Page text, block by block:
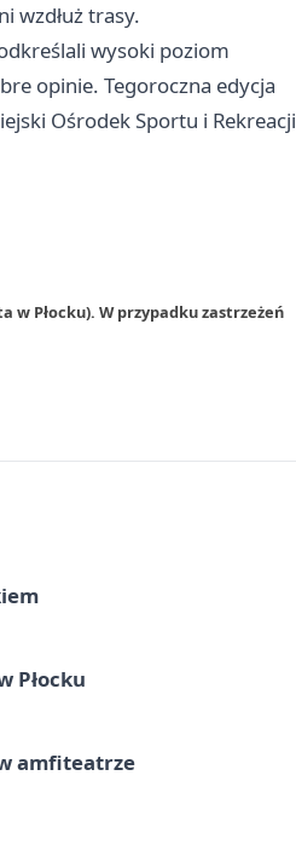
wzdłuż trasy.
wysoki poziom
opinie. Tegoroczna edycja
Ośrodek Sportu i Rekreacji
Płocku). W przypadku zastrzeżeń
Płocku
amfiteatrze